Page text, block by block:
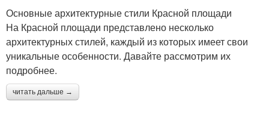
Основные архитектурные стили Красной площади
На Красной площади представлено несколько
архитектурных стилей, каждый из которых имеет свои
уникальные особенности. Давайте рассмотрим их
подробнее.
читать дальше →